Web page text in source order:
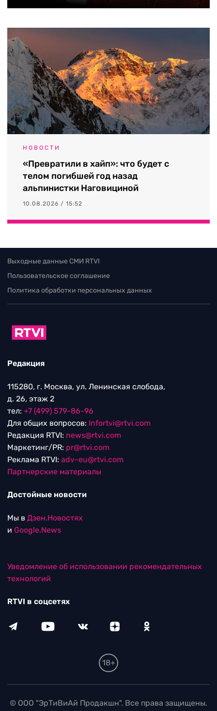
НОВОСТИ
«Превратили в хайп»: что будет с
телом погибшей год назад
альпинистки Наговициной
10.08.2026 / 15:52
Выходные данные СМИ RTVI
Пользовательское соглашение
Политика обработки персональных данных
Редакция
115280, г. Москва, ул. Ленинская слобода,
д. 26, этаж 2
тел: +7 (499) 579-86-96
Для общих вопросов: Infortvi@rtvi.com
Редакция RTVI: news@rtvi.com
Маркетинг/PR: pr@rtvi.com
Реклама RTVI: adv-eu@rtvi.com
Партнерские материалы
Достойные новости
Мы в Дзен.Новостях
и Google.News
Уведомление об использовании рекомендательных
технологий
RTVI в соцсетях
18+
© ООО "ЭрТиВиАй Продакшн". Все права защищены.